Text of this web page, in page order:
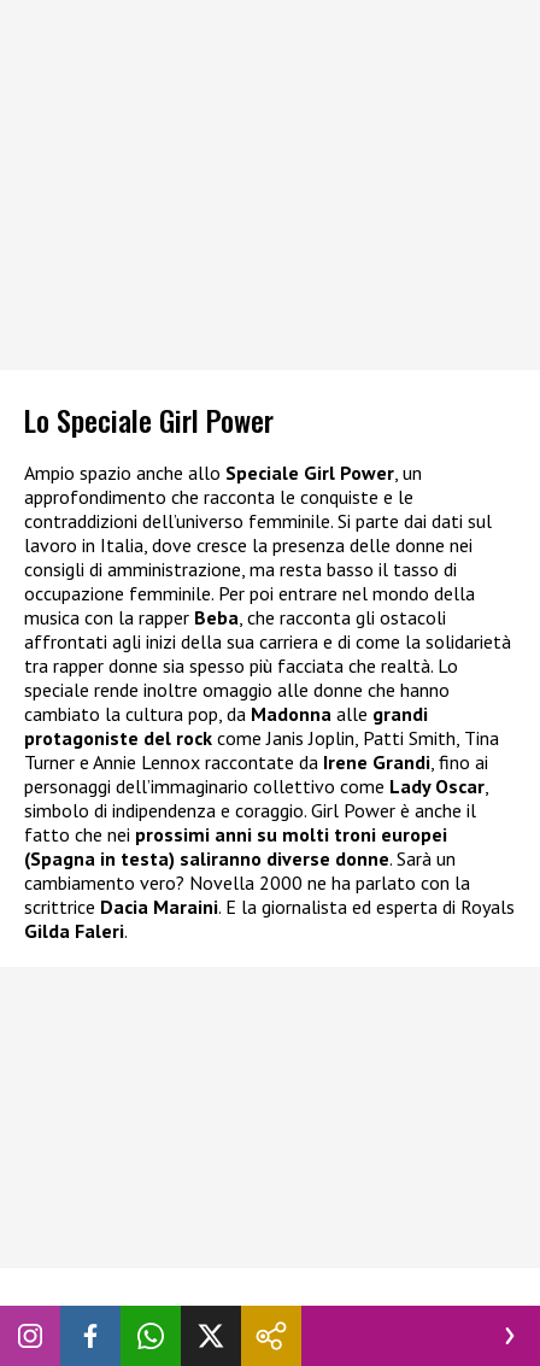
Lo Speciale Girl Power
Ampio spazio anche allo Speciale Girl Power , un
approfondimento che racconta le conquiste e le
contraddizioni dell’universo femminile. Si parte dai dati sul
lavoro in Italia, dove cresce la presenza delle donne nei
consigli di amministrazione, ma resta basso il tasso di
occupazione femminile. Per poi entrare nel mondo della
musica con la rapper Beba , che racconta gli ostacoli
affrontati agli inizi della sua carriera e di come la solidarietà
tra rapper donne sia spesso più facciata che realtà. Lo
speciale rende inoltre omaggio alle donne che hanno
cambiato la cultura pop, da Madonna alle grandi
protagoniste del rock come Janis Joplin, Patti Smith, Tina
Turner e Annie Lennox raccontate da Irene Grandi , fino ai
personaggi dell’immaginario collettivo come Lady Oscar
simbolo di indipendenza e coraggio. Girl Power è anche il
fatto che nei prossimi anni su molti troni europei
(Spagna in testa) saliranno diverse donne. Sarà un
cambiamento vero? Novella 2000 ne ha parlato con la
scrittrice Dacia Maraini. E la giornalista ed esperta di Royals
Gilda Faleri.
Gli altri contenuti del nuovo numero di
Novella 2000